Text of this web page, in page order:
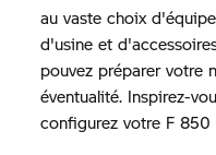
au vaste choix
d'usine et
pouvez préparer votre
éventualité. Inspirez-
configurez votre F 850